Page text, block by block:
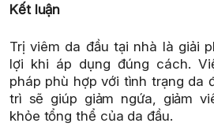
Kết luận
Trị viêm da đầu tại nhà là giải
lợi khi áp dụng đúng cách.
pháp phù hợp với tình trạng da
trì sẽ giúp giảm ngứa, giảm
khỏe tổng thể của da đầu.